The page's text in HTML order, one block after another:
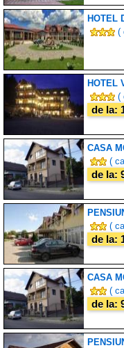
HOTEL
(
HOTEL
(
de la:
CASA
(
de la:
(
de la:
CASA
(
de la: